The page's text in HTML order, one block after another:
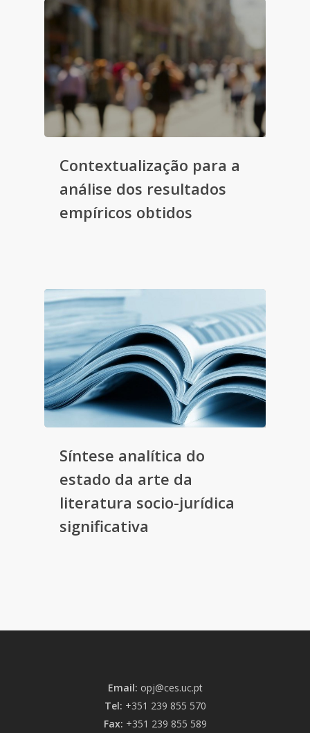
Contextualização para a
análise dos resultados
empíricos obtidos
Síntese analítica do
estado da arte da
literatura socio-jurídica
significativa
Email: opj@ces.uc.pt
Tel: +351 239 855 570
Fax: +351 239 855 589